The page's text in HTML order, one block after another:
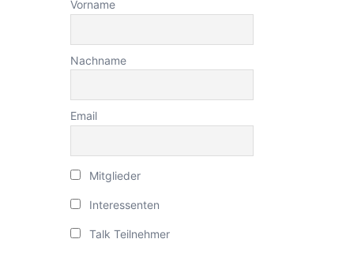
Vorname
Nachname
Email
Mitglieder
Interessenten
Talk Teilnehmer